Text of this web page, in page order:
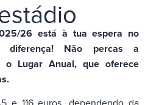
26 está à tua espera no
Não percas a
o Lugar Anual, que oferece